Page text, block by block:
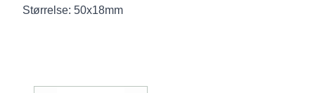
Størrelse: 50x18mm